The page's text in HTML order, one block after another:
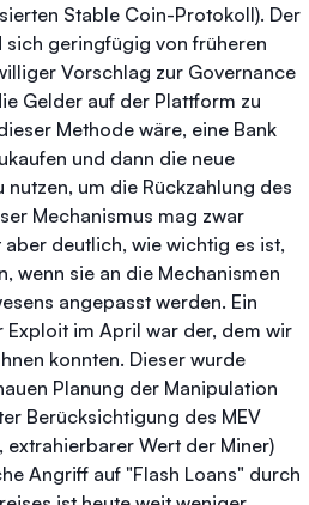
Stable Coin-Protokoll). Der
sich geringfügig von früheren
Vorschlag zur Governance
Gelder auf der Plattform zu
Methode wäre, eine Bank
und dann die neue
um die Rückzahlung des
Mechanismus mag zwar
deutlich, wie wichtig es ist,
wenn sie an die Mechanismen
angepasst werden. Ein
im April war der, dem wir
konnten. Dieser wurde
Planung der Manipulation
Berücksichtigung des MEV
Wert der Miner)
Angriff auf "Flash Loans" durch